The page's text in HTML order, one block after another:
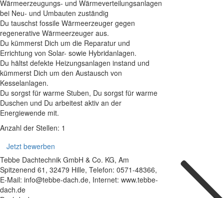
Wärmeerzeugungs- und Wärmeverteilungsanlagen
bei Neu- und Umbauten zuständig
Du tauschst fossile Wärmeerzeuger gegen
regenerative Wärmeerzeuger aus.
Du kümmerst Dich um die Reparatur und
Errichtung von Solar- sowie Hybridanlagen.
Du hältst defekte Heizungsanlagen instand und
kümmerst Dich um den Austausch von
Kesselanlagen.
Du sorgst für warme Stuben, Du sorgst für warme
Duschen und Du arbeitest aktiv an der
Energiewende mit.
Anzahl der Stellen: 1
Jetzt bewerben
Tebbe Dachtechnik GmbH & Co. KG, Am
Spitzenend 61, 32479 Hille, Telefon: 0571-48366,
E-Mail: info@tebbe-dach.de, Internet: www.tebbe-
dach.de